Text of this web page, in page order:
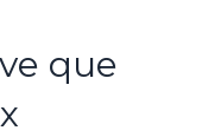
que